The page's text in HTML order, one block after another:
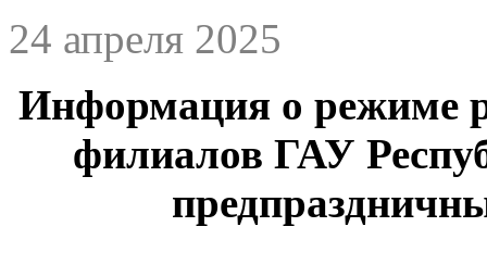
24 апреля 2025
Информация о режиме
филиалов ГАУ